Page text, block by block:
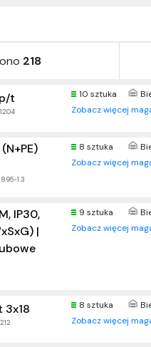
218
t 10 sztuka
Zobacz więcej
1.3
8 sztuka
Zobacz więcej
IP30,
|
9 sztuka
Zobacz więcej
3x18 8 sztuka
Zobacz więcej